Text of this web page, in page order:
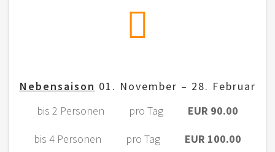
Nebensaison 01. November – 28. Februar
bis 2 Personen pro Tag EUR 90.00
bis 4 Personen pro Tag EUR 100.00